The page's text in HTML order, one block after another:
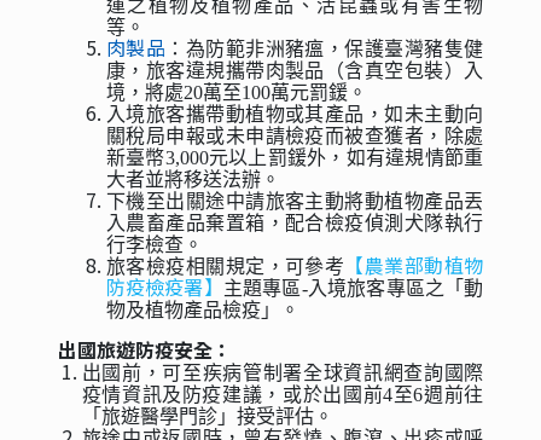
運之植物及植物產品、活昆蟲或有害生物
等。
肉製品 ：為防範非洲豬瘟，保護臺灣豬隻健
康，旅客違規攜帶肉製品（含真空包裝）入
境，將處20萬至100萬元罰鍰。
入境旅客攜帶動植物或其產品，如未主動向
關稅局申報或未申請檢疫而被查獲者，除處
新臺幣3,000元以上罰鍰外，如有違規情節重
大者並將移送法辦。
下機至出關途中請旅客主動將動植物產品丟
入農畜產品棄置箱，配合檢疫偵測犬隊執行
行李檢查。
旅客檢疫相關規定，可參考
【農業部動植物
防疫檢疫署】
主題專區-入境旅客專區之「動
物及植物產品檢疫」。
出國旅遊防疫安全：
出國前，可至疾病管制署全球資訊網查詢國際
疫情資訊及防疫建議，或於出國前4至6週前往
「旅遊醫學門診」接受評估。